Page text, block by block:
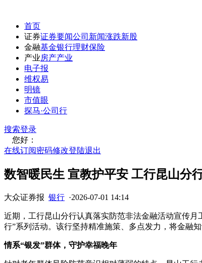
首页
证券证券要闻公司新闻涨跌新股
金融基金银行理财保险
产业房产产业
电子报
维权易
明镜
市值眼
探马·公司行
搜索登录
您好：
在线订阅密码修改登陆退出
数智暖民生 宣教护平安 工行昆山分
大众证券报 银行 ·2026-07-01 14:14
近期，工行昆山分行认真落实防范非法金融活动宣传
行”系列活动。该行坚持精准施策、多点发力，将金融
情系“银发”群体，守护幸福晚年